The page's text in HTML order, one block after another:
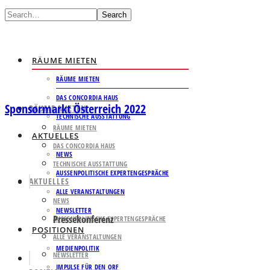
Search
RÄUME MIETEN
RÄUME MIETEN
DAS CONCORDIA HAUS
TECHNISCHE AUSSTATTUNG
AKTUELLES
NEWS
AUSSENPOLITISCHE EXPERTENGESPRÄCHE
ALLE VERANSTALTUNGEN
NEWSLETTER
POSITIONEN
MEDIENPOLITIK
IMPULSE FÜR DEN ORF
RÄUME MIETEN
RÄUME MIETEN
DAS CONCORDIA HAUS
TECHNISCHE AUSSTATTUNG
AKTUELLES
NEWS
AUSSENPOLITISCHE EXPERTENGESPRÄCHE
ALLE VERANSTALTUNGEN
NEWSLETTER
Sponsormarkt Österreich 2022
Pressekonferenz